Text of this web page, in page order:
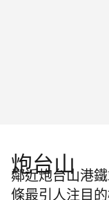
炮台山
鄰近炮台山港